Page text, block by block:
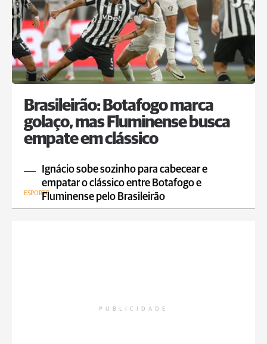
Brasileirão: Botafogo marca
golaço, mas Fluminense busca
empate em clássico
Ignácio sobe sozinho para cabecear e
empatar o clássico entre Botafogo e
Fluminense pelo Brasileirão
ESPORTE
PUBLICIDADE